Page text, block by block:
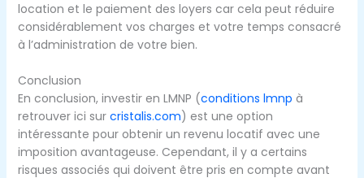
location et le paiement des loyers car cela peut réduire
considérablement vos charges et votre temps consacré
à l’administration de votre bien.
Conclusion
En conclusion, investir en LMNP (conditions lmnp à
retrouver ici sur cristalis.com) est une option
intéressante pour obtenir un revenu locatif avec une
imposition avantageuse. Cependant, il y a certains
risques associés qui doivent être pris en compte avant